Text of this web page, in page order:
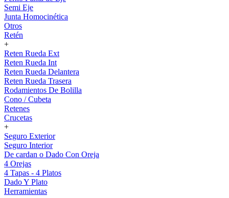
Semi Eje
Junta Homocinética
Otros
Retén
+
Reten Rueda Ext
Reten Rueda Int
Reten Rueda Delantera
Reten Rueda Trasera
Rodamientos De Bolilla
Cono / Cubeta
Retenes
Crucetas
+
Seguro Exterior
Seguro Interior
De cardan o Dado Con Oreja
4 Orejas
4 Tapas - 4 Platos
Dado Y Plato
Herramientas